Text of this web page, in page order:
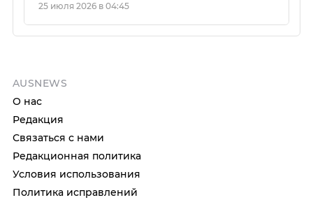
25 июля 2026 в 04:45
AUSNEWS
О нас
Редакция
Связаться с нами
Редакционная политика
Условия использования
Политика исправлений